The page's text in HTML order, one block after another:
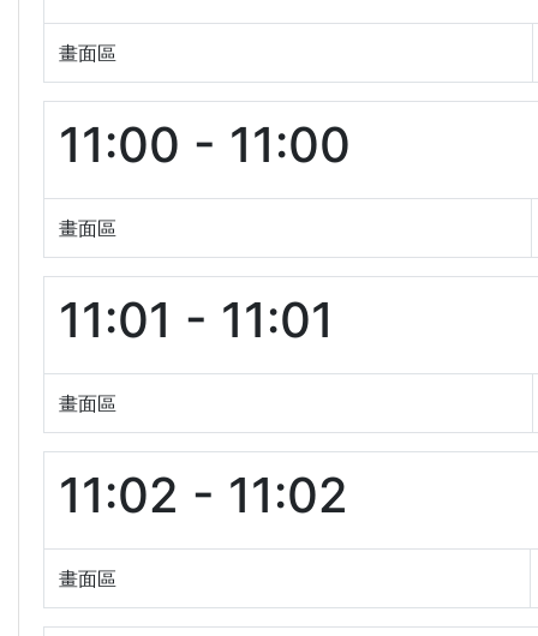
畫面區
11:00 - 11:00
畫面區
11:01 - 11:01
畫面區
11:02 - 11:02
畫面區